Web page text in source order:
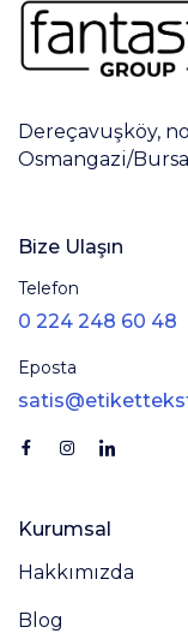
Dereçavuşköy,
Osmangazi/Bursa
Bize Ulaşın
Telefon
0 224 248 60 48
Eposta
Kurumsal
Hakkımızda
Blog